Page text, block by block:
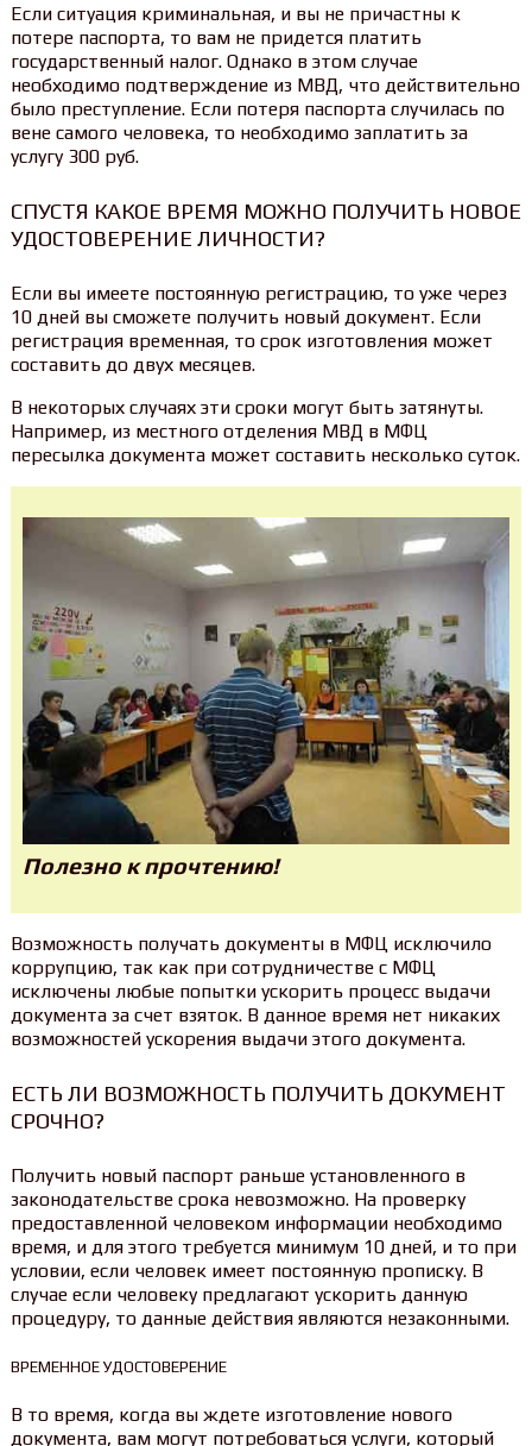
Если ситуация криминальная, и вы не причастны к
потере паспорта, то вам не придется платить
государственный налог. Однако в этом случае
необходимо подтверждение из МВД, что действительно
было преступление. Если потеря паспорта случилась по
вене самого человека, то необходимо заплатить за
услугу 300 руб.
СПУСТЯ КАКОЕ ВРЕМЯ МОЖНО ПОЛУЧИТЬ НОВОЕ
УДОСТОВЕРЕНИЕ ЛИЧНОСТИ?
Если вы имеете постоянную регистрацию, то уже через
10 дней вы сможете получить новый документ. Если
регистрация временная, то срок изготовления может
составить до двух месяцев.
В некоторых случаях эти сроки могут быть затянуты.
Например, из местного отделения МВД в МФЦ
пересылка документа может составить несколько суток.
Полезно к прочтению!
Возможность получать документы в МФЦ исключило
коррупцию, так как при сотрудничестве с МФЦ
исключены любые попытки ускорить процесс выдачи
документа за счет взяток. В данное время нет никаких
возможностей ускорения выдачи этого документа.
ЕСТЬ ЛИ ВОЗМОЖНОСТЬ ПОЛУЧИТЬ ДОКУМЕНТ
СРОЧНО?
Получить новый паспорт раньше установленного в
законодательстве срока невозможно. На проверку
предоставленной человеком информации необходимо
время, и для этого требуется минимум 10 дней, и то при
условии, если человек имеет постоянную прописку. В
случае если человеку предлагают ускорить данную
процедуру, то данные действия являются незаконными.
ВРЕМЕННОЕ УДОСТОВЕРЕНИЕ
В то время, когда вы ждете изготовление нового
документа, вам могут потребоваться услуги, который